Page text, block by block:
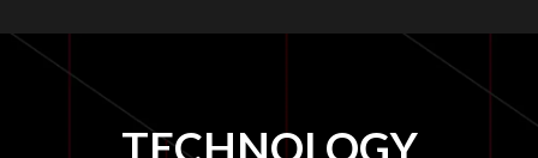
TECHNOLOGY